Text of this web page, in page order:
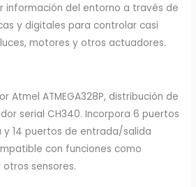
información del entorno a través de
y digitales para controlar casi
motores y otros actuadores.
Atmel ATMEGA328P, distribución de
serial CH340. Incorpora 6 puertos
14 puertos de entrada/salida
con funciones como
sensores.